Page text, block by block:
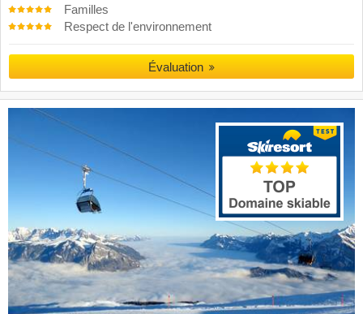
Familles
Respect de l'environnement
Évaluation